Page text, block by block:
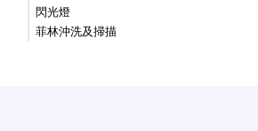
閃光燈
菲林沖洗及掃描